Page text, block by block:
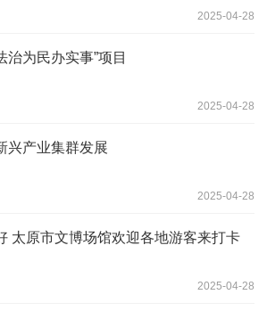
2025-04-28
治为民办实事”项目
2025-04-28
兴产业集群发展
2025-04-28
太原市文博场馆欢迎各地游客来打卡
2025-04-28